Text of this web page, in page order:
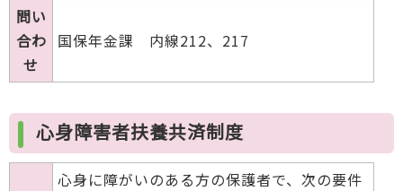
問い
合わ
せ
国保年金課 内線212、217
心身障害者扶養共済制度
心身に障がいのある方の保護者で、次の要件